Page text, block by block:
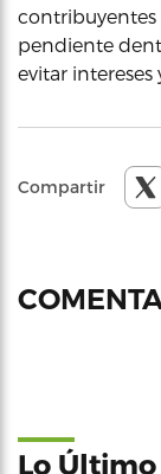
pendiente
evitar intereses
Compartir
Lo Último